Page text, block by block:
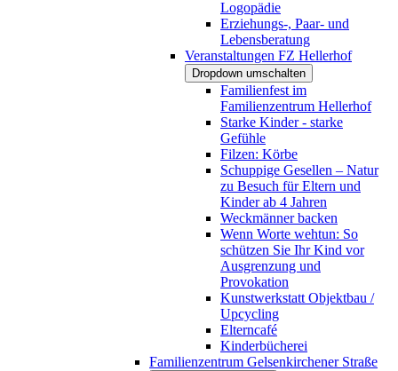
Logopädie
Erziehungs-, Paar- und
Lebensberatung
Veranstaltungen FZ Hellerhof
Dropdown umschalten
Familienfest im
Familienzentrum Hellerhof
Starke Kinder - starke
Gefühle
Filzen: Körbe
Schuppige Gesellen – Natur
zu Besuch für Eltern und
Kinder ab 4 Jahren
Weckmänner backen
Wenn Worte wehtun: So
schützen Sie Ihr Kind vor
Ausgrenzung und
Provokation
Kunstwerkstatt Objektbau /
Upcycling
Elterncafé
Kinderbücherei
Familienzentrum Gelsenkirchener Straße